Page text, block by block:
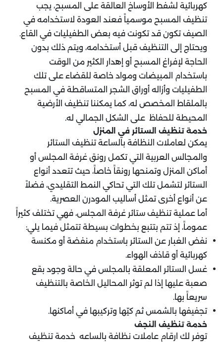
كهربائية لشفط الأوساخ العالقة على المسبح، يجب
تنظيف المسبح موسمياً فعند العودة لاستخدامه في
الصيف تكون قد تكونت فيه بعض الطفيليات في القاع.
ويحتاج إلى التنظيف قبل أستخدامه، ويتم ذلك بدون
الحاجة لإفراغ المسبح أو إهدار الكثير من الوقت
باستخدام المبيضات ومواد خاصة للقضاء على تلك
الطفيليات وأزاله أوراق الشجر المتساقطة في المسبح
بالملقاط المخصص له، كما يمكننا تنظيف الأرضية
المحيطة للحفاظ على الشكل الجمالي له.
خدمة تنظيف الستائر في المنزل
يمكن لعاملات النظافة بالساعة تنظيف الستائر
والمجالس العربية التي تكمل رونق غرفة المجلس أو
أماكن المنزل وتمنحها رونقاً خاصاً، حيث تتعدد أنواع
الستائر لتشمل تلك التي تحاكي النمط التقليدي، فضلاً
عن أنواع أخرى تمثل أساليب المودرن العصرية.
أما عملية تنظيف ستائر غرفة المجلس، فهي تختلف كثيراً
عموماً، إذ تتم بتتبع بخطوات بسيطة تتمثل فيما يلي:
نفض الغبار عن الستائر باستخدام منفضة أو مكنسة
كهربائية أو قاذف الهواء.
غسل الستائر المعلقة بالمجلس في حالة وجود بقع
صعبة عليها إذا لم توثر المحاليل الخاصة بالتنظيف
سريعاً بها.
تجفيفها بالشمس ثم كيّها وتركيبها في أماكنها.
خدمة تنظيف النجف
توفر لك ارقام عاملات نظافة بالساعه خدمة تنظيف